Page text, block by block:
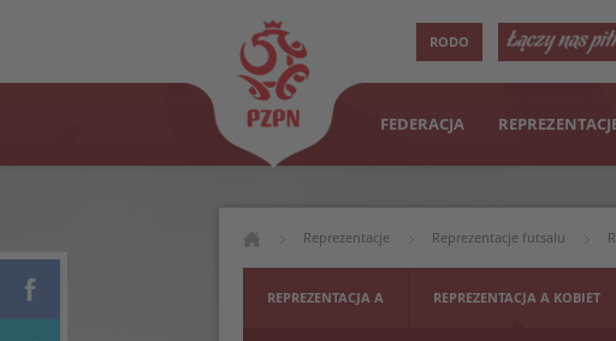
RODO
FEDERACJA
Reprezentacje Reprezentacje futsalu
kwalifikacji MŚ
REPREZENTACJA A REPREZENTACJA A KOBIET